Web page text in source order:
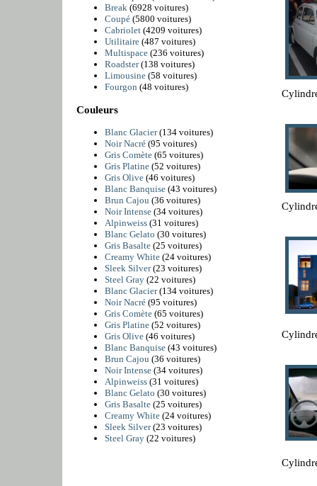
Break (6928 voitures)
Coupé(5800 voitures)
Cabriolet(4209 voitures)
Utilitaire(487 voitures)
Multispace(236 voitures)
Roadster(138 voitures)
Limousine(58 voitures)
Fourgon (48 voitures)
Couleurs
Blanc Glacier(134 voitures)
Noir Nacré(95 voitures)
Gris Comète(65 voitures)
Gris Platine(52 voitures)
Gris Olive(46 voitures)
Blanc Banquise(43 voitures)
Brun Cajou (36 voitures)
Noir Intense(34 voitures)
Alpinweiss(31 voitures)
Blanc Gelato (30 voitures)
Gris Basalte(25 voitures)
Creamy White(24 voitures)
Sleek Silver(23 voitures)
Steel Gray(22 voitures)
Blanc Glacier(134 voitures)
Noir Nacré(95 voitures)
Gris Comète(65 voitures)
Gris Platine(52 voitures)
Gris Olive(46 voitures)
Blanc Banquise(43 voitures)
Brun Cajou (36 voitures)
Noir Intense(34 voitures)
Alpinweiss(31 voitures)
Blanc Gelato (30 voitures)
Gris Basalte(25 voitures)
Creamy White(24 voitures)
Sleek Silver(23 voitures)
Steel Gray(22 voitures)